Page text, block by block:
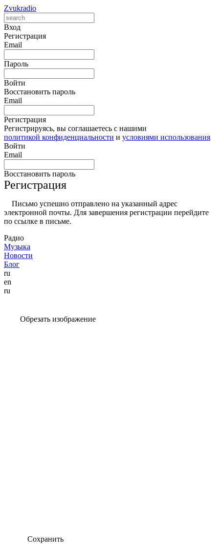
Zvukradio
Вход
Регистрация
Email
Пароль
Войти
Восстановить пароль
Email
Регистрация
Регистрируясь, вы соглашаетесь с нашими
политикой конфиденциальности и условиями использования
Войти
Email
Восстановить пароль
Регистрация
Письмо успешно отправлено на указанный адрес
электронной почты. Для завершения регистрации перейдите
по ссылке в письме.
Радио
Музыка
Новости
Блог
ru
en
ru
Обрезать изображение
Сохранить